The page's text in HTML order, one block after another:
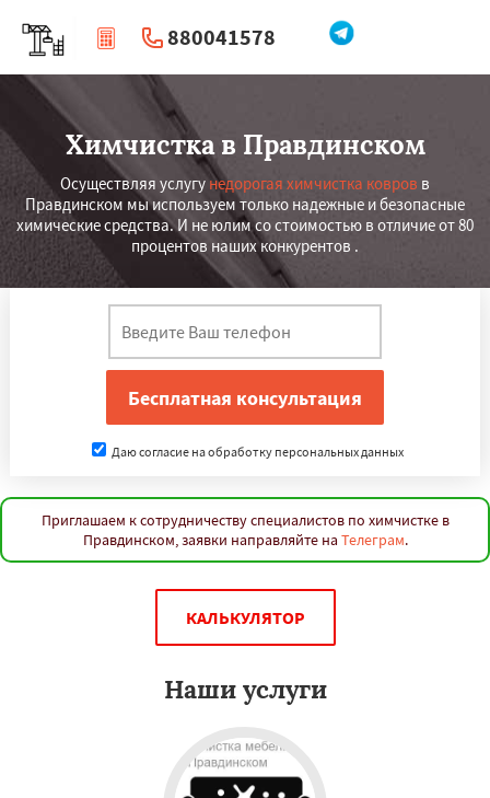
880041578
| Перезвоните мне
Химчистка в Правдинском
Осуществляя услугу недорогая химчистка ковров в
Правдинском мы используем только надежные и безопасные
химические средства. И не юлим со стоимостью в отличие от 80
процентов наших конкурентов .
Даю согласие на обработку персональных данных
Приглашаем к сотрудничеству специалистов по химчистке в
Правдинском, заявки направляйте на Телеграм.
КАЛЬКУЛЯТОР
Наши услуги